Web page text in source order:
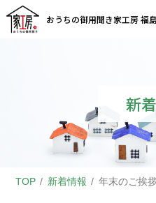
おうちの御用聞き家工房 福
新
TOP 新着情報 年末のご挨